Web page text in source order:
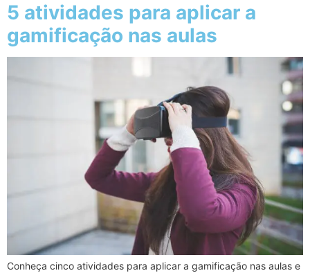
5 atividades para aplicar a
gamificação nas aulas
Conheça cinco atividades para aplicar a gamificação nas aulas e